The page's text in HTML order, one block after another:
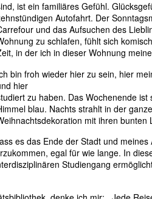
ist ein familiäres Gefühl.
Autofahrt. Der
und das Aufsuchen des
zu schlafen, fühlt sich
in der ich in dieser Wohnung
bin froh wieder hier zu sein, hier
hier
zu haben. Das Wochenende
blau. Nachts strahlt in der
mit ihren bunten
es das Ende der Stadt und meines
egal für wie lange. In
Studiengang